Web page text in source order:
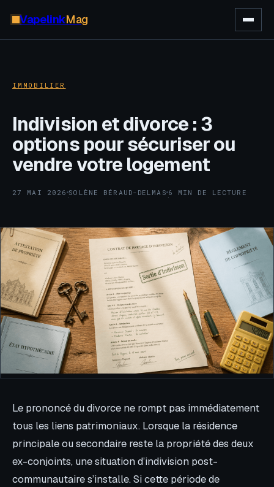
VapelinkMag
IMMOBILIER
Indivision et divorce : 3
options pour sécuriser ou
vendre votre logement
27 MAI 2026·SOLÈNE BÉRAUD-DELMAS ·
6 MIN DE LECTURE
Le prononcé du divorce ne rompt pas immédiatement
tous les liens patrimoniaux. Lorsque la résidence
principale ou secondaire reste la propriété des deux
ex-conjoints, une situation d’indivision post-
communautaire s’installe. Si cette période de